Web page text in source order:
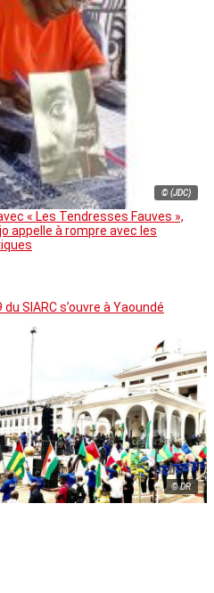
© (JDC)
« Les Tendresses Fauves »,
appelle à rompre avec les
SIARC s’ouvre à Yaoundé
© DR